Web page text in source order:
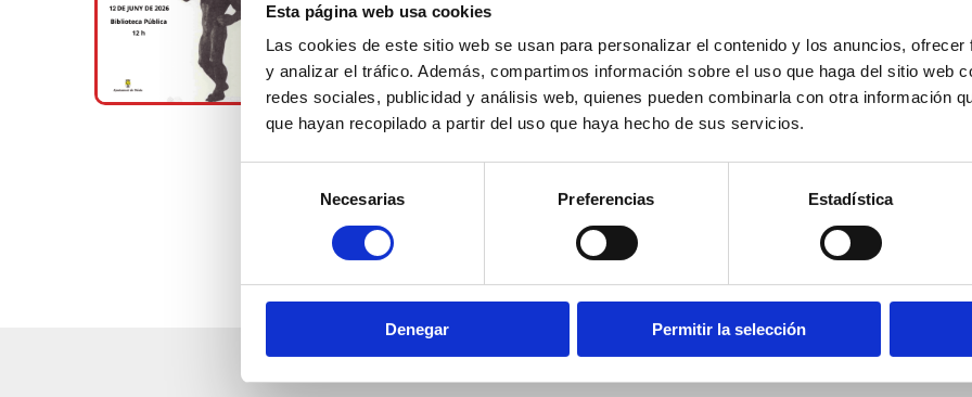
Esta página web usa cookies
Las cookies de este sitio web se usan para personalizar el contenido y los anuncios,
y analizar el tráfico. Además, compartimos información sobre el uso que haga del sitio web
redes sociales, publicidad y análisis web, quienes pueden combinarla con otra información
que hayan recopilado a partir del uso que haya hecho de sus servicios.
consentimiento
Necesarias Preferencias Estadística
Denegar Permitir la selección